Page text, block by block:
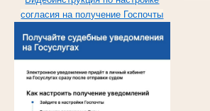
согласия на получение Госпочты